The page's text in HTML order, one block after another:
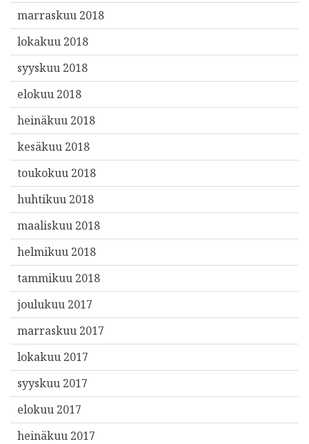
marraskuu 2018
lokakuu 2018
syyskuu 2018
elokuu 2018
heinäkuu 2018
kesäkuu 2018
toukokuu 2018
huhtikuu 2018
maaliskuu 2018
helmikuu 2018
tammikuu 2018
joulukuu 2017
marraskuu 2017
lokakuu 2017
syyskuu 2017
elokuu 2017
heinäkuu 2017